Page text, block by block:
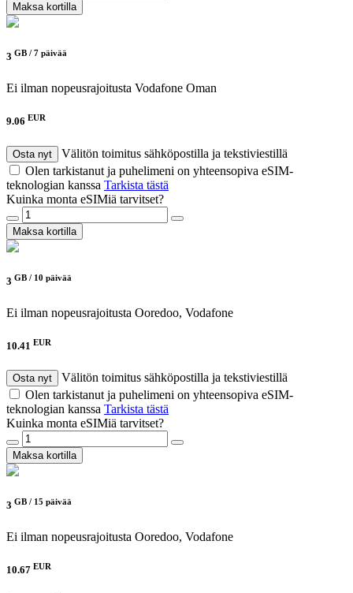
Maksa kortilla
3 GB / 7 päivää
Ei ilman nopeusrajoitusta Vodafone Oman
9.06 EUR
Osta nyt
Välitön toimitus sähköpostilla ja tekstiviestillä
Olen tarkistanut ja puhelimeni on yhteensopiva eSIM-
teknologian kanssa Tarkista tästä
Kuinka monta eSIMiä tarvitset?
Maksa kortilla
3 GB / 10 päivää
Ei ilman nopeusrajoitusta Ooredoo, Vodafone
10.41 EUR
Osta nyt
Välitön toimitus sähköpostilla ja tekstiviestillä
Olen tarkistanut ja puhelimeni on yhteensopiva eSIM-
teknologian kanssa Tarkista tästä
Kuinka monta eSIMiä tarvitset?
Maksa kortilla
3 GB / 15 päivää
Ei ilman nopeusrajoitusta Ooredoo, Vodafone
10.67 EUR